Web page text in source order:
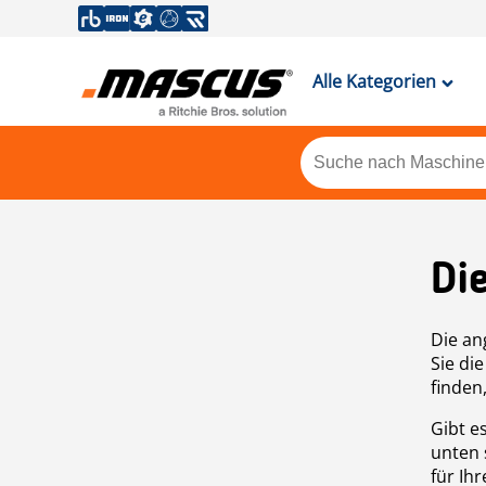
Alle Kategorien
Die
Sie
Gibt
unten
für